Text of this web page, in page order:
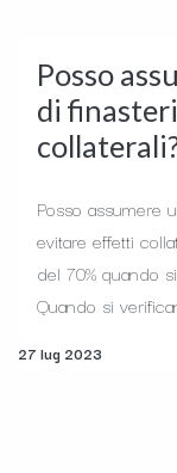
Posso
di
Posso assumere
evitare effetti
del 70% quando
Quando si
27 lug 2023